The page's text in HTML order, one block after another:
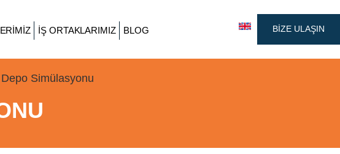
İŞ ORTAKLARIMIZ BLOG BİZE ULAŞIN
Depo Simülasyonu